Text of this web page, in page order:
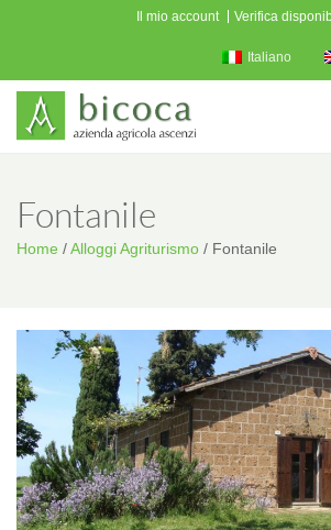
Il mio account Verifica
Italiano
Fontanile
Home /Alloggi Agriturismo / Fontanile